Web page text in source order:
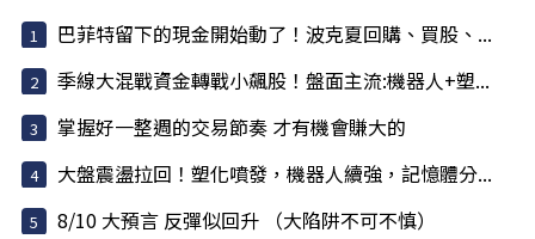
巴菲特留下的現金開始動了！波克夏回購、買股、...
季線大混戰資金轉戰小飆股！盤面主流:機器人+塑...
掌握好一整週的交易節奏 才有機會賺大的
大盤震盪拉回！塑化噴發，機器人續強，記憶體分...
8/10 大預言 反彈似回升 （大陷阱不可不慎）